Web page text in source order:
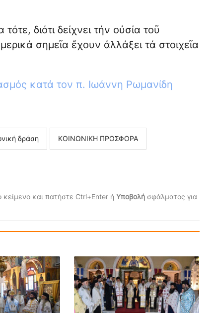
διότι δείχνει τήν οὐσία τοῦ
σημεῖα ἔχουν ἀλλάξει τά στοιχεῖα
κατά τον π. Ιωάννη Ρωμανίδη
δράση ΚΟΙΝΩΝΙΚΗ ΠΡΟΣΦΟΡΑ
και πατήστε Ctrl+Enter ή Υποβολήσφάλματος για